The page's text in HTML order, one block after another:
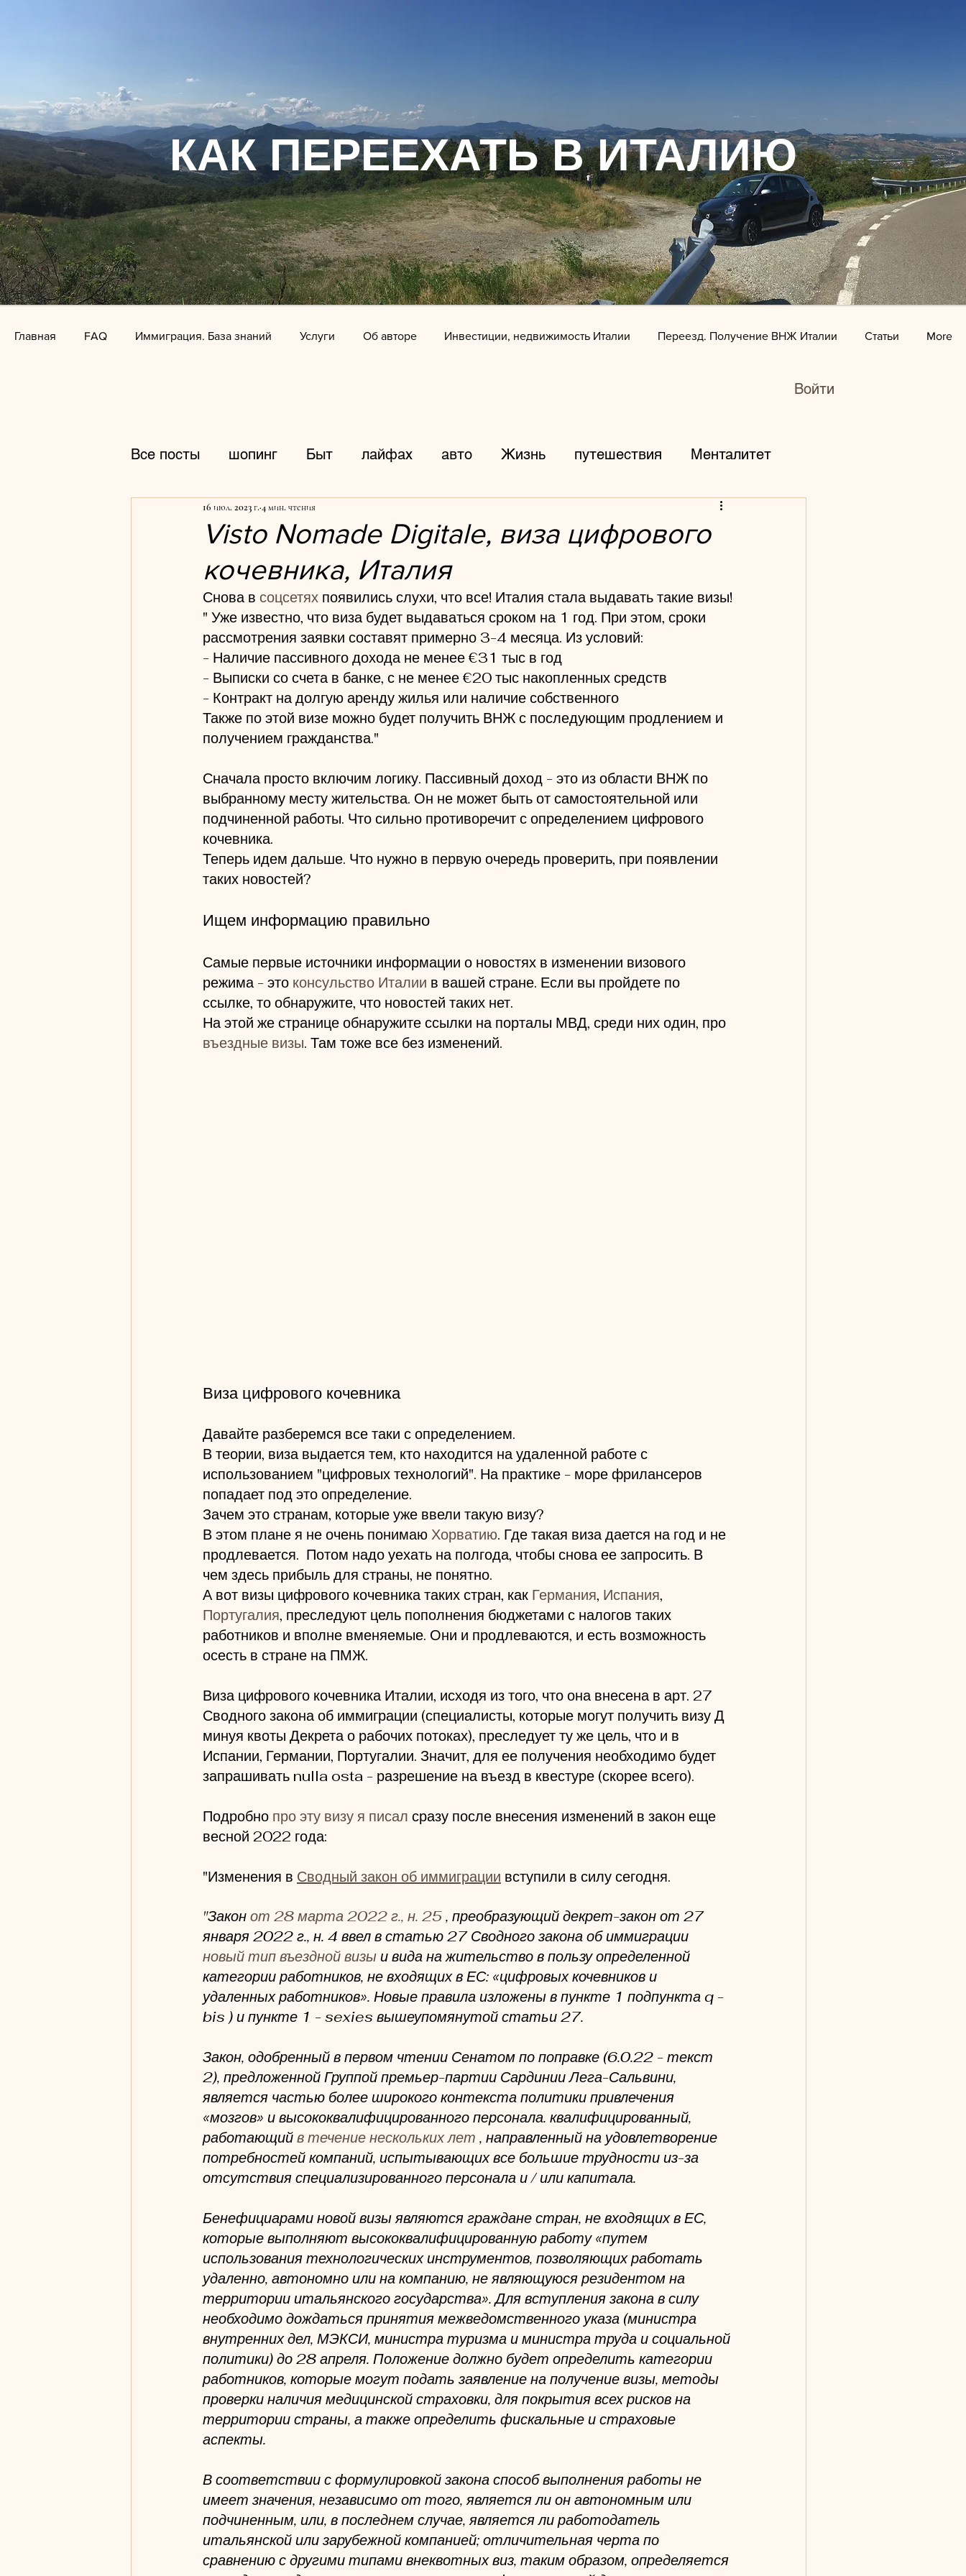
КАК ПЕРЕЕХАТЬ В ИТАЛИЮ​
Войти
Все посты шопинг Быт лайфах авто Жизнь путешествия Менталитет
распродажи фотограф дети
горнолыжные курорты дороги происшествия
кулинария школы продукты каникулы Развлечения любовь
законы Италии permesso di soggiorno
Visto Nomade Digitale, виза цифрового
кочевника, Италия
16 июл. 2023 г. 4 мин. чтения
Снова в соцсетях появились слухи, что все! Италия стала выдавать такие визы!
" Уже известно, что виза будет выдаваться сроком на 1 год. При этом, сроки
рассмотрения заявки составят примерно 3-4 месяца. Из условий:
- Наличие пассивного дохода не менее €31 тыс в год
- Выписки со счета в банке, с не менее €20 тыс накопленных средств
- Контракт на долгую аренду жилья или наличие собственного
Также по этой визе можно будет получить ВНЖ с последующим продлением и
получением гражданства."
Сначала просто включим логику. Пассивный доход - это из области ВНЖ по
выбранному месту жительства. Он не может быть от самостоятельной или
подчиненной работы. Что сильно противоречит с определением цифрового
кочевника.
Теперь идем дальше. Что нужно в первую очередь проверить, при появлении
таких новостей?
Ищем информацию правильно
Самые первые источники информации о новостях в изменении визового
режима - это консульство Италии в вашей стране. Если вы пройдете по
ссылке, то обнаружите, что новостей таких нет.
На этой же странице обнаружите ссылки на порталы МВД, среди них один, про
въездные визы. Там тоже все без изменений.
Виза цифрового кочевника
Давайте разберемся все таки с определением.
В теории, виза выдается тем, кто находится на удаленной работе с
использованием "цифровых технологий". На практике - море фрилансеров
попадает под это определение.
Зачем это странам, которые уже ввели такую визу?
В этом плане я не очень понимаю Хорватию. Где такая виза дается на год и не
продлевается.  Потом надо уехать на полгода, чтобы снова ее запросить. В
чем здесь прибыль для страны, не понятно.
А вот визы цифрового кочевника таких стран, как Германия, Испания,
Португалия, преследуют цель пополнения бюджетами с налогов таких
работников и вполне вменяемые. Они и продлеваются, и есть возможность
осесть в стране на ПМЖ.
Виза цифрового кочевника Италии, исходя из того, что она внесена в арт. 27
Сводного закона об иммиграции (специалисты, которые могут получить визу Д
минуя квоты Декрета о рабочих потоках), преследует ту же цель, что и в
Испании, Германии, Португалии. Значит, для ее получения необходимо будет
запрашивать nulla osta - разрешение на въезд в квестуре (скорее всего).
Подробно про эту визу я писал сразу после внесения изменений в закон еще
весной 2022 года:
"Изменения в Сводный закон об иммиграции вступили в силу сегодня.
"Закон от 28 марта 2022 г., н. 25 , преобразующий декрет-закон от 27
января 2022 г., н. 4 ввел в статью 27 Сводного закона об иммиграции
новый тип въездной визы и вида на жительство в пользу определенной
категории работников, не входящих в ЕС: «цифровых кочевников и
удаленных работников». Новые правила изложены в пункте 1 подпункта q -
bis ) и пункте 1 - sexies вышеупомянутой статьи 27.
Закон, одобренный в первом чтении Сенатом по поправке (6.0.22 - текст
2), предложенной Группой премьер-партии Сардинии Лега-Сальвини,
является частью более широкого контекста политики привлечения
«мозгов» и высококвалифицированного персонала. квалифицированный,
работающий в течение нескольких лет , направленный на удовлетворение
потребностей компаний, испытывающих все большие трудности из-за
отсутствия специализированного персонала и / или капитала.
Бенефициарами новой визы являются граждане стран, не входящих в ЕС,
которые выполняют высококвалифицированную работу «путем
использования технологических инструментов, позволяющих работать
удаленно, автономно или на компанию, не являющуюся резидентом на
территории итальянского государства». Для вступления закона в силу
необходимо дождаться принятия межведомственного указа (министра
внутренних дел, МЭКСИ, министра туризма и министра труда и социальной
политики) до 28 апреля. Положение должно будет определить категории
работников, которые могут подать заявление на получение визы, методы
проверки наличия медицинской страховки, для покрытия всех рисков на
территории страны, а также определить фискальные и страховые
аспекты.
В соответствии с формулировкой закона способ выполнения работы не
имеет значения, независимо от того, является ли он автономным или
подчиненным, или, в последнем случае, является ли работодатель
итальянской или зарубежной компанией; отличительная черта по
сравнению с другими типами внеквотных виз, таким образом, определяется
Главная FAQ Иммиграция. База знаний Услуги Об авторе Инвестиции, недвижимость Италии Переезд. Получение ВНЖ Италии Статьи More